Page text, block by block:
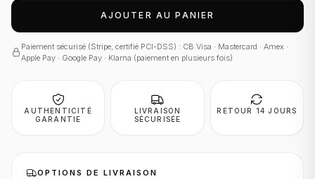
AJOUTER AU PANIER
Paiement sécurisé (Stripe, certifié PCI-DSS) : CB Visa · Mastercard · Amex ·
Apple Pay · Google Pay · Klarna (paiement en plusieurs fois)
AUTHENTICITÉ
GARANTIE
LIVRAISON
SÉCURISÉE
RETOUR 14 JOURS
OPTIONS DE LIVRAISON